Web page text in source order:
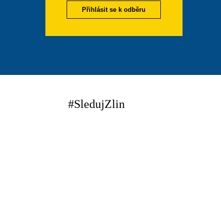
Přihlásit se k odběru
#SledujZlin